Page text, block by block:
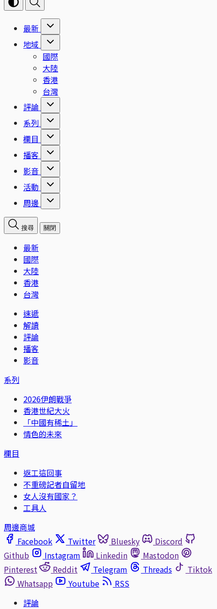
最新
地域
國際
大陸
香港
台灣
評論
系列
欄目
播客
影音
活動
周邊
搜尋 關閉
最新
國際
大陸
香港
台灣
速遞
解讀
評論
播客
影音
系列
2026伊朗戰爭
香港世紀大火
「中國有稀土」
情色的未來
欄目
返工這回事
不重磅記者自留地
女人沒有國家？
工具人
周邊商城
Facebook
Twitter Bluesky
Discord
Github
Instagram Linkedin
Mastodon
Pinterest
Reddit Telegram Threads
Tiktok
Whatsapp
Youtube
RSS
評論